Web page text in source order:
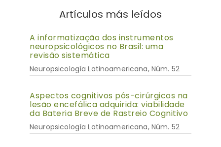
Artículos más leídos
A informatização dos instrumentos
neuropsicológicos no Brasil: uma
revisão sistemática
Neuropsicología Latinoamericana, Núm. 52
Aspectos cognitivos pós-cirúrgicos na
lesão encefálica adquirida: viabilidade
da Bateria Breve de Rastreio Cognitivo
Neuropsicología Latinoamericana, Núm. 52